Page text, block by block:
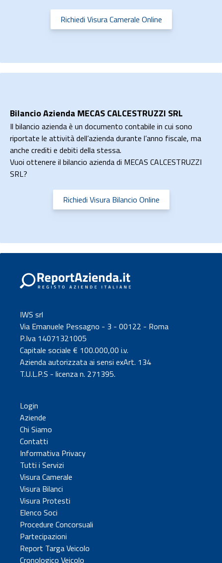
Richiedi Visura Camerale Online
Bilancio Azienda MECAS CALCESTRUZZI SRL
Il bilancio azienda è un documento contabile in cui sono
riportate le attività dell’azienda durante l’anno fiscale, ma
anche crediti e debiti della stessa.
Vuoi ottenere il bilancio azienda di MECAS CALCESTRUZZI
SRL?
Richiedi Visura Bilancio Online
IWS srl
Via Emanuele Pessagno - 3 - 00122 - Roma
P.Iva 14071321005
Capitale sociale € 100.000,00 i.v.
Azienda autorizzata ai sensi exArt. 134
T.U.L.P.S - licenza n. 271395.
Login
Aziende
Chi Siamo
Contatti
Informativa Privacy
Tutti i Servizi
Visura Camerale
Visura Bilanci
Visura Protesti
Elenco Soci
Procedure Concorsuali
Partecipazioni
Report Targa Veicolo
Cronologico Veicolo